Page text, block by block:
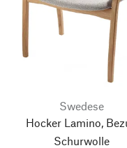
Swedese
Hocker Lamino,
Schurwolle